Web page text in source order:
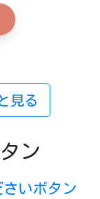
見る
ン
いボタン